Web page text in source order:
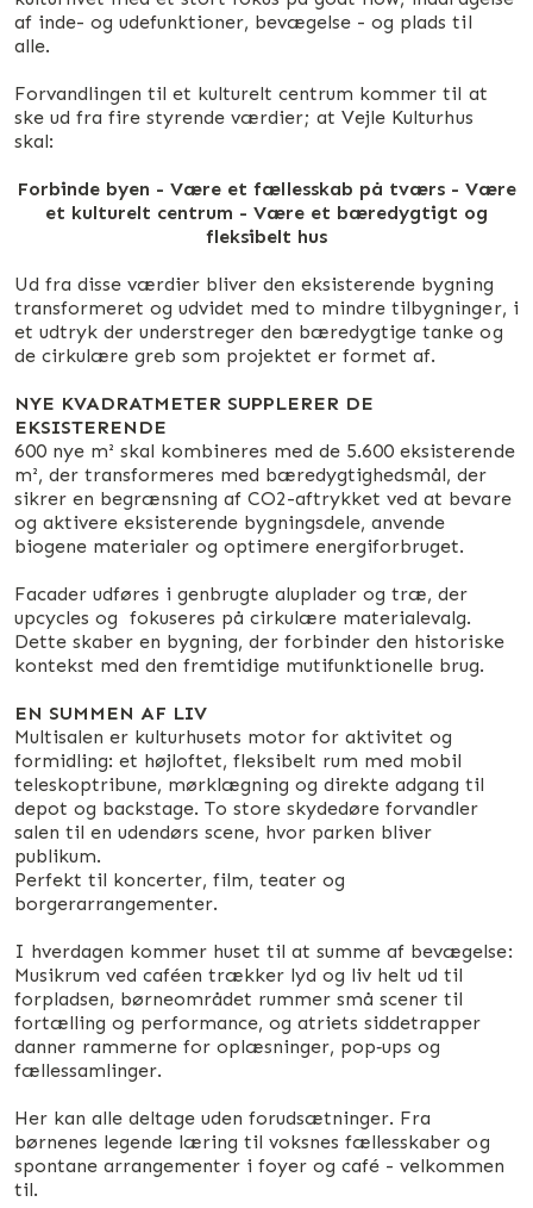
af inde- og udefunktioner, bevægelse - og plads til
alle.
Forvandlingen til et kulturelt centrum kommer til at
ske ud fra fire styrende værdier; at Vejle Kulturhus
skal:
Forbinde byen - Være et fællesskab på tværs - Være
et kulturelt centrum - Være et bæredygtigt og
fleksibelt hus
Ud fra disse værdier bliver den eksisterende bygning
transformeret og udvidet med to mindre tilbygninger, i
et udtryk der understreger den bæredygtige tanke og
de cirkulære greb som projektet er formet af.
NYE KVADRATMETER SUPPLERER DE
EKSISTERENDE
600 nye m² skal kombineres med de 5.600 eksisterende
m², der transformeres med bæredygtighedsmål, der
sikrer en begrænsning af CO2-aftrykket ved at bevare
og aktivere eksisterende bygningsdele, anvende
biogene materialer og optimere energiforbruget.
Facader udføres i genbrugte aluplader og træ, der
upcycles og fokuseres på cirkulære materialevalg.
Dette skaber en bygning, der forbinder den historiske
kontekst med den fremtidige mutifunktionelle brug.
EN SUMMEN AF LIV
Multisalen er kulturhusets motor for aktivitet og
formidling: et højloftet, fleksibelt rum med mobil
teleskoptribune, mørklægning og direkte adgang til
depot og backstage. To store skydedøre forvandler
salen til en udendørs scene, hvor parken bliver
publikum.
Perfekt til koncerter, film, teater og
borgerarrangementer.
I hverdagen kommer huset til at summe af bevægelse:
Musikrum ved caféen trækker lyd og liv helt ud til
forpladsen, børneområdet rummer små scener til
fortælling og performance, og atriets siddetrapper
danner rammerne for oplæsninger, pop‑ups og
fællessamlinger.
Her kan alle deltage uden forudsætninger. Fra
børnenes legende læring til voksnes fællesskaber og
spontane arrangementer i foyer og café - velkommen
til.